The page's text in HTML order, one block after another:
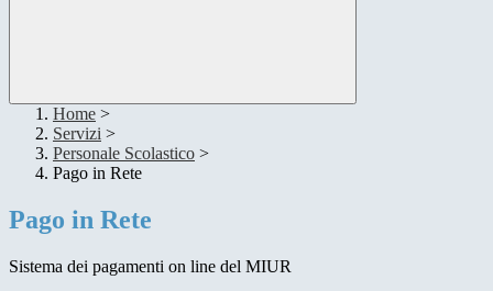
Home >
Servizi >
Personale Scolastico >
Pago in Rete
Pago in Rete
Sistema dei pagamenti on line del MIUR